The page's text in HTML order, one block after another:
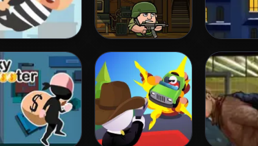
Theft Bob the Robber 3 Shoot